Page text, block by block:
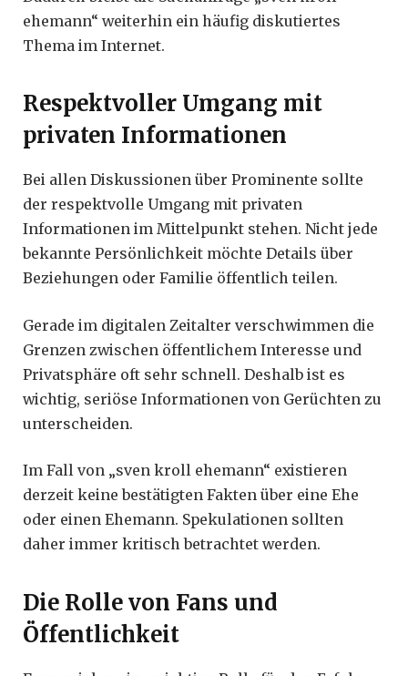
ehemann“ weiterhin ein häufig diskutiertes
Thema im Internet.
Respektvoller Umgang mit
privaten Informationen
Bei allen Diskussionen über Prominente sollte
der respektvolle Umgang mit privaten
Informationen im Mittelpunkt stehen. Nicht jede
bekannte Persönlichkeit möchte Details über
Beziehungen oder Familie öffentlich teilen.
Gerade im digitalen Zeitalter verschwimmen die
Grenzen zwischen öffentlichem Interesse und
Privatsphäre oft sehr schnell. Deshalb ist es
wichtig, seriöse Informationen von Gerüchten zu
unterscheiden.
Im Fall von „sven kroll ehemann“ existieren
derzeit keine bestätigten Fakten über eine Ehe
oder einen Ehemann. Spekulationen sollten
daher immer kritisch betrachtet werden.
Die Rolle von Fans und
Öffentlichkeit